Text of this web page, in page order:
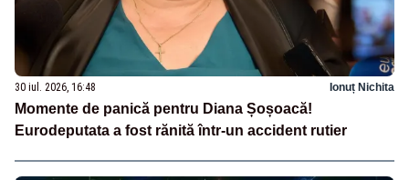
30 iul. 2026, 16:48 Ionuț Nichita
Momente de panică pentru Diana Șoșoacă!
Eurodeputata a fost rănită într-un accident rutier